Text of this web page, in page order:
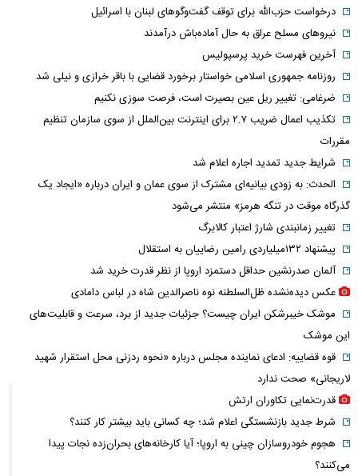
درخواست حزب‌الله برای توقف گفت‌وگوهای لبنان با اسرائیل
نیروهای مسلح عراق به حال آماده‌باش درآمدند
آخرین فهرست خرید پرسپولیس
روزنامه جمهوری اسلامی خواستار برخورد قضایی با باقر خرازی و نیلی شد
ضرغامی: تغییر ریل عین بصیرت است، فرصت سوزی نکنیم
تکذیب اعمال ضریب ۲.۷ برای اینترنت بین‌الملل از سوی سازمان تنظیم
مقررات
شرایط جدید تمدید اجاره اعلام شد
الحدث: به زودی بیانیه‌ای مشترک از سوی عمان و ایران درباره «ایجاد یک
گذرگاه موقت در تنگه هرمز» منتشر می‌شود
تغییر زمانبندی‌ شارژ اعتبار کالابرگ
پیشنهاد ۱۳۲میلیاردی رامین رضاییان به استقلال
آلمان صدرنشین حداقل دستمزد اروپا از نظر قدرت خرید شد
عکس دیده‌نشده ظل‌السلطنه نوه ناصرالدین شاه در لباس دامادی
موشک خیبرشکن ایران چیست؟ جزئیات جدید از برد، سرعت و قابلیت‌های
این موشک
قوه قضاییه: ادعای نماینده مجلس درباره «نحوه ردزنی محل استقرار شهید
لاریجانی» صحت ندارد
قدرت‌نمایی تکاوران ارتش
شرط جدید بازنشستگی اعلام شد؛ چه کسانی باید بیشتر کار کنند؟
هجوم خودروسازان چینی به اروپا؛ آیا کارخانه‌های بحران‌زده نجات پیدا
می‌کنند؟